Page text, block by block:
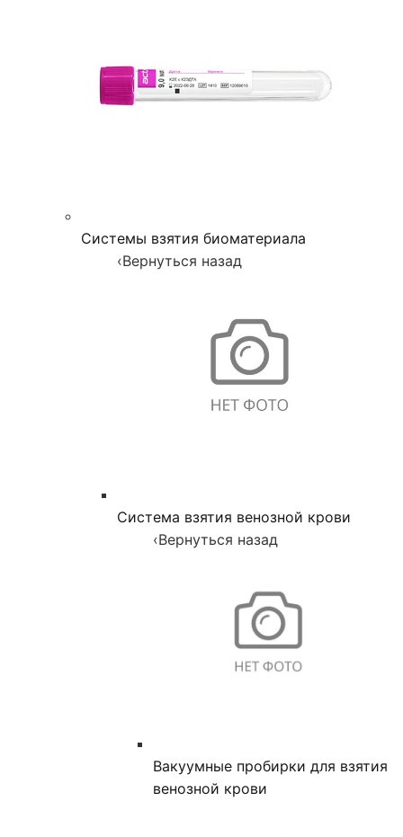
Системы взятия биоматериала
‹Вернуться назад
Система взятия венозной крови
‹Вернуться назад
Вакуумные пробирки для взятия
венозной крови